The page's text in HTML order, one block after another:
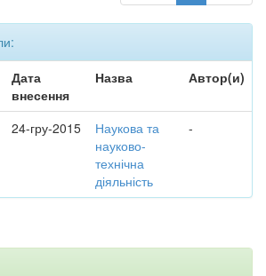
Дата
внесення
Назва Автор(и)
24-гру-2015
Наукова та
науково-
технічна
діяльність
-